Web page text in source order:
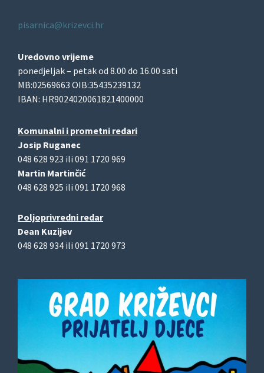
pisarnica@krizevci.hr
Uredovno vrijeme
ponedjeljak – petak od 8.00 do 16.00 sati
MB:02569663 OIB:35435239132
IBAN: HR9024020061821400000
Komunalni i prometni redari
Josip Ruganec
048 628 923 ili 091 1720 969
Martin Martinčić
048 628 925 ili 091 1720 968
Poljoprivredni redar
Dean Kuzijev
048 628 934 ili 091 1720 973